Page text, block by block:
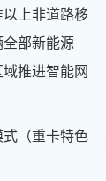
上非道路移
部新能源
推进智能网
式（重卡特色